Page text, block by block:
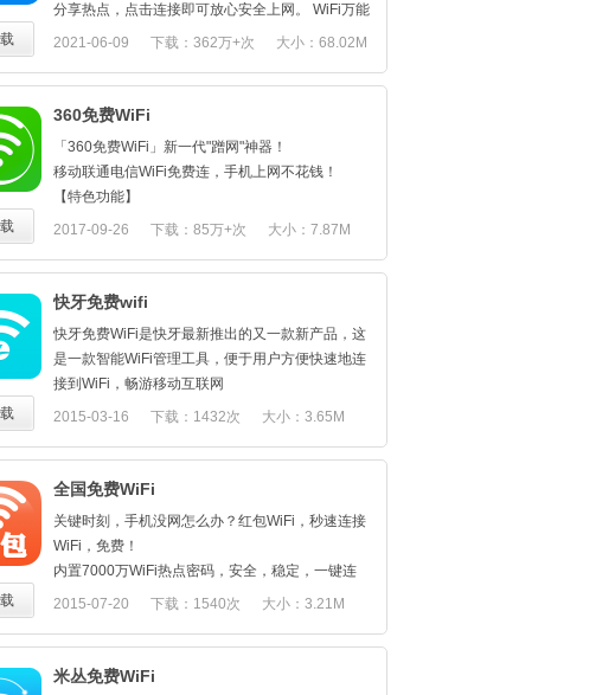
分享热点，点击连接即可放心安全上网。 WiFi万能
钥匙通过国家信息安全等级保护三级测评，三级是
符合国家网络安全法的等保建设要求，用户的网络
安全得到充分保障。 ［免费］节省网络流量快人一
铁wifi，再也不用担心月底手机流量不够用啦！ ［安
全］WiFi安全云感知，信息加密传输，WIFI智能体
检，实时对钓鱼、ARP攻击、DNS篡改等网络攻击
行为进行监测，并采取底层驱动级防护。 与众安保
险合作推出"WiFi安全险"，用户如因使用而发生财产
赔申请，可获得保险赔偿金。 ［便捷］点击一键查
询，秒速发现免费Wi-Fi热点，一键安全连接，操作
简单，上网就是这么轻松。 ［管理］360度全面掌
握上网情况，实时进行网络测速、信号检测、信号
增强，热点主人可以进行热点认领。 ［精彩］找工
鸡，玩转快手，抖音，看视频，看头条，共享单车
等更多便捷工具和精彩资讯，等你来探索，爱wifi爱
机变热点；更有流量统计功能，立即查看无线网流
量消耗。 ---更多实用贴心功能，敬请关注和期待---
2021-06-09 下载：362万+次 大小：68.02M
360免费WiFi
「360免费WiFi」新一代"蹭网"神器！
移动联通电信WiFi免费连，手机上网不花钱！
【特色功能】
1. 台湾也能免费上网啦！全面支持
点，全覆盖，全免费！
2. 亿万WiFi热点一键连；
WiFi；
4. 360度安全检测，让上网 更安全；
5. 新界面 零广告，让上网 更清爽；
2017-09-26 下载：85万+次 大小：7.87M
快牙免费wifi
快牙免费WiFi是快牙最新推出的又一款新产品，这
是一款智能WiFi管理工具，便于用户方便快速地连
接到WiFi，畅游移动互联网
快牙免费WiFi中宣扬人人共享的理念，鼓励用户共
库，内置千万级别热点数据。
1、产品特点：
（2）智能WiFi列表，一键获取；点击获取WiFi钥匙
按钮，可以得到可免费连网的WiFi，一键连接；对
于公共WiFi，内嵌登录验证，无需借助三方浏览
器，一键登录
（3）WiFi地图是对周边WiFi的补充，可根据地图显
（4）保护用户隐私，不偷传用户WiFi密码
2015-03-16 下载：1432次 大小：3.65M
全国免费WiFi
关键时刻，手机没网怎么办？红包WiFi，秒速连接
WiFi，免费！
内置7000万WiFi热点密码，安全，稳定，一键连
接，秒速扫除无网状态！
现金红包，边赚钱边免费上网，真真切切的现金红
包哦，爽得不要不要的！
2015-07-20 下载：1540次 大小：3.21M
米丛免费WiFi